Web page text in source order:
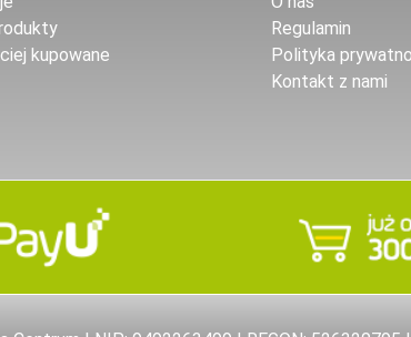
kupowane
Regulamin
Polityka
Kontakt z nami